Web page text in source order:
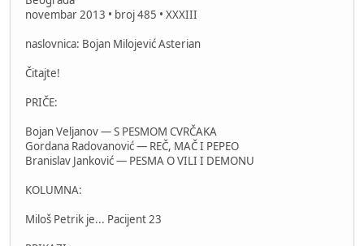
novembar 2013 • broj 485 • XXXIII
naslovnica: Bojan Milojević Asterian
Čitajte!
PRIČE:
Bojan Veljanov — S PESMOM CVRČAKA
Gordana Radovanović — REČ, MAČ I PEPEO
Branislav Janković — PESMA O VILI I DEMONU
KOLUMNA:
Miloš Petrik je... Pacijent 23